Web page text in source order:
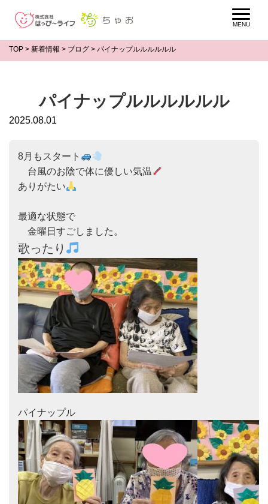
TOP > 新着情報 > ブログ > パイナップルルルルルル
パイナップルルルルルル
2025.08.01
8月もスタート
台風のお陰で体に優しい気温
ありがたい
最適な状態で
歌ったり